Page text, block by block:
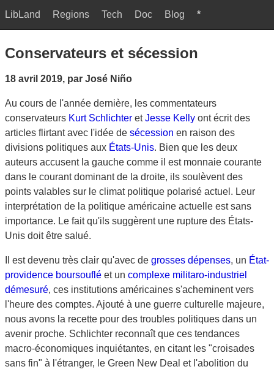
LibLand Regions Tech Doc Blog *
Conservateurs et sécession
18 avril 2019, par José Niño
Au cours de l'année dernière, les commentateurs
conservateurs Kurt Schlichter etJesse Kelly ont écrit des
articles flirtant avec l'idée de sécession en raison des
divisions politiques aux États-Unis. Bien que les deux
auteurs accusent la gauche comme il est monnaie courante
dans le courant dominant de la droite, ils soulèvent des
points valables sur le climat politique polarisé actuel. Leur
interprétation de la politique américaine actuelle est sans
importance. Le fait qu'ils suggèrent une rupture des États-
Unis doit être salué.
Il est devenu très clair qu'avec de grosses dépenses, un État-
providence boursouflé et un complexe militaro-industriel
démesuré, ces institutions américaines s'acheminent vers
l'heure des comptes. Ajouté à une guerre culturelle majeure,
nous avons la recette pour des troubles politiques dans un
avenir proche. Schlichter reconnaît que ces tendances
macro-économiques inquiétantes, en citant les "croisades
sans fin" à l'étranger, le Green New Deal et l'abolition du